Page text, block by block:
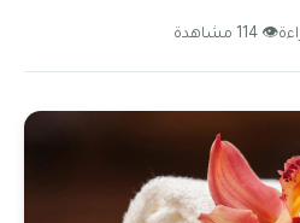
👁 114 مشاهدة